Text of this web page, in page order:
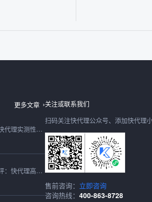
更多文章
2026最新在线代理IP深度测评：快代理实测性能、稳定性与选型避坑全指南
2026最新海外静态住宅IP实测测评：快代理高匿稳定表现全维度解析
关注或联系我们
扫码关注快代理公众号、添加快代理
售前咨询： 立即咨询
咨询热线： 400-863-8728